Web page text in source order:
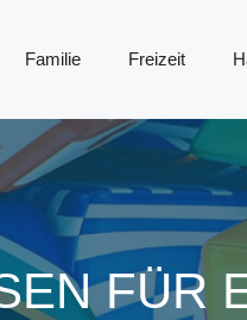
Familie Freizeit
FÜR